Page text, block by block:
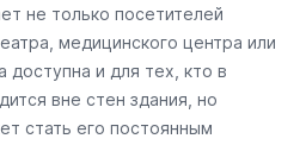
не только посетителей
медицинского центра или
доступна и для тех, кто в
вне стен здания, но
стать его постоянным